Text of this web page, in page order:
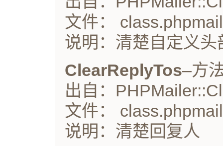
文件：
说明：清楚自定义头
ClearReplyTos–方
出自：
文件：
说明：清楚回复人